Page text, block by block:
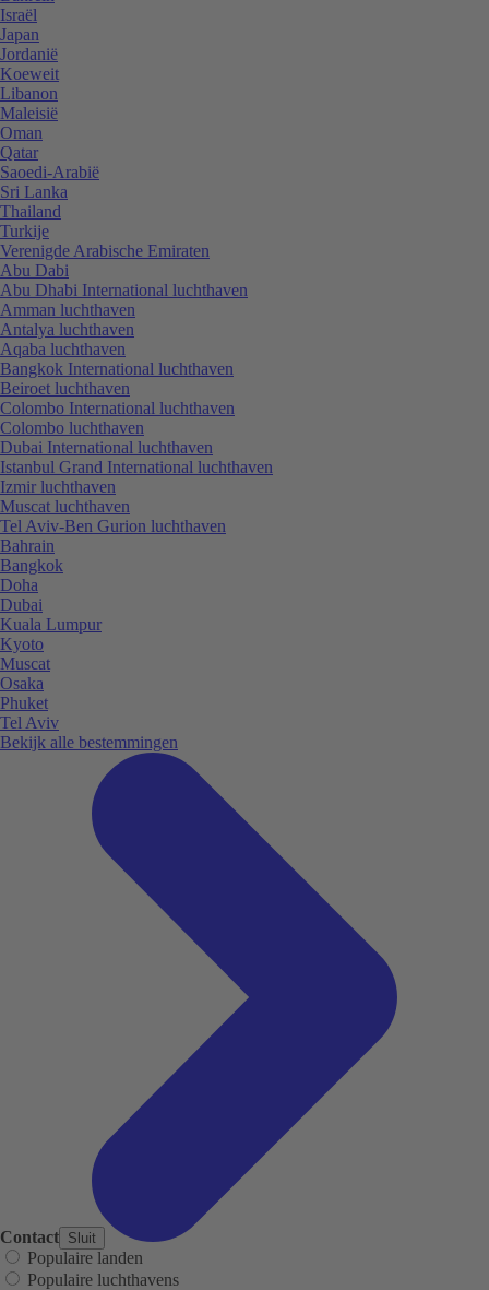
Contact Sluit
Israël
Japan
Jordanië
Koeweit
Libanon
Maleisië
Oman
Qatar
Saoedi-Arabië
Sri Lanka
Thailand
Turkije
Verenigde Arabische Emiraten
Abu Dabi
Abu Dhabi International luchthaven
Amman luchthaven
Antalya luchthaven
Aqaba luchthaven
Bangkok International luchthaven
Beiroet luchthaven
Colombo International luchthaven
Colombo luchthaven
Dubai International luchthaven
Istanbul Grand International luchthaven
Izmir luchthaven
Muscat luchthaven
Tel Aviv-Ben Gurion luchthaven
Bahrain
Bangkok
Doha
Dubai
Kuala Lumpur
Kyoto
Muscat
Osaka
Phuket
Tel Aviv
Bekijk alle bestemmingen
Populaire landen
Populaire luchthavens